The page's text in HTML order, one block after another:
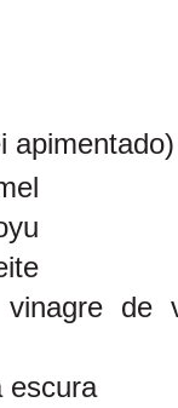
apimentado)
de
escura